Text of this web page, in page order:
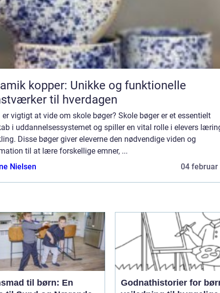
kopper: Unikke og funktionelle
til hverdagen
er vigtigt at vide om skole bøger? Skole bøger er et essentielt
i uddannelsessystemet og spiller en vital rolle i elevers
Disse bøger giver eleverne den nødvendige viden og
til at lære forskellige emner, ...
Nielsen
04 februar
til børn: En
Godnathistorier for